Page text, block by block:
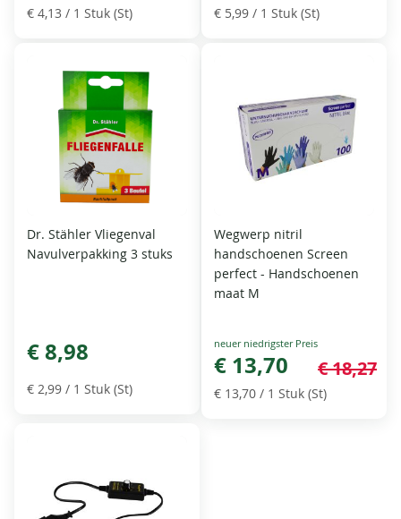
€ 4,13 / 1 Stuk (St) € 5,99 / 1 Stuk (St)
Dr. Stähler Vliegenval
Navulverpakking 3 stuks
€ 8,98
€ 2,99 / 1 Stuk (St)
Wegwerp nitril
handschoenen Screen
perfect - Handschoenen
maat M
Special
Price
€ 13,70 € 18,27
€ 13,70 / 1 Stuk (St)